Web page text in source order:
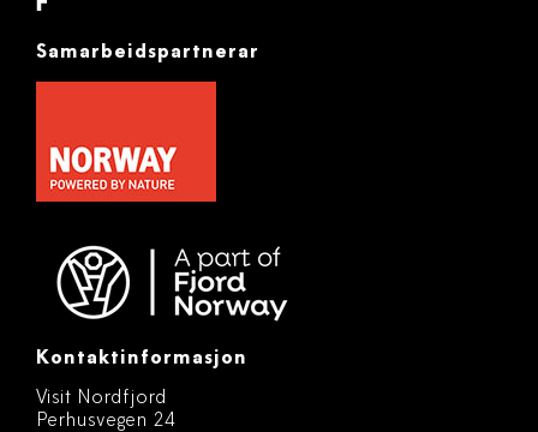
Samarbeidspartnerar
Kontaktinformasjon
Visit Nordfjord
Perhusvegen 24